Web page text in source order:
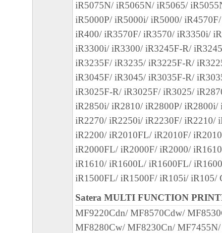
"commercial computer software
used in 48 C.F.R. 12.212 (Sept 1995).
12.212 and 48 C.F.R. 227.7202-1 through
1995), all U.S. Government End Users shall
SOFTWARE with only those rights set forth
is Canon Inc./30-2, Shimomaruko 3-chome,
146-8501, Japan.
本条項中で使用される"the SOFTWARE"と
定義される「本ソフトウェア」を意味し、
11．分離可能性
本契約書のいずれかの条項またはその一部
効に存続するものとします。
iR5075N/ iR5065N/ iR5065/
iR5000P/ iR5000i/ iR5000/
iR400/ iR3570F/ iR3570/ iR3350i/
iR3300i/ iR3300/ iR3245F-R/
iR3235F/ iR3235/ iR3225F-R/
iR3045F/ iR3045/ iR3035F-R/
iR3025F-R/ iR3025F/ iR3025/
iR2850i/ iR2810/ iR2800P/ iR2800i/
iR2270/ iR2250i/ iR2230F/ iR2210/
iR2200/ iR2010FL/ iR2010F/
iR2000FL/ iR2000F/ iR2000/
iR1610/ iR1600L/ iR1600FL/
iR1500FL/ iR1500F/ iR105i/ iR105/
Satera MULTI FUNCTION
MF9220Cdn/ MF8570Cdw/
MF8280Cw/ MF8230Cn/